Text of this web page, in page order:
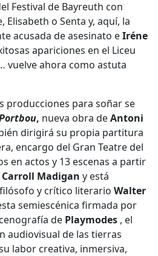
Festival de Bayreuth con
Elisabeth o Senta y, aquí, la
acusada de asesinato eIréne
apariciones en el Liceu
vuelve ahora como astuta
producciones para soñar se
, nueva obra deAntoni
dirigirá su propia partitura
encargo del Gran Teatre del
en actos y 13 escenas a partir
Madigan y está
y crítico literario Walter
semiescénica firmada por
de Playmodes , el
audiovisual de las tierras
labor creativa, inmersiva,